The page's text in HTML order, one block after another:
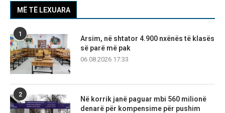
MË TË LEXUARA
1
Arsim, në shtator 4.900 nxënës të klasës
së parë më pak
06.08.2026 17:33
2
Në korrik janë paguar mbi 560 milionë
denarë për kompensime për pushim